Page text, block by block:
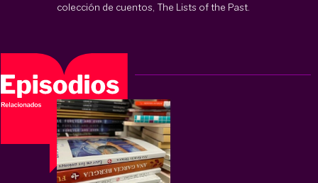
colección de cuentos, The Lists of the Past.